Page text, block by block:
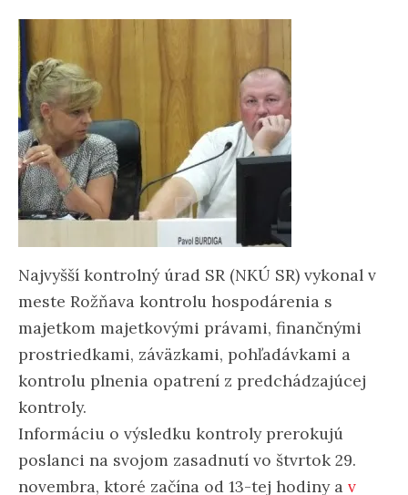
Najvyšší kontrolný úrad SR (NKÚ SR) vykonal v
meste Rožňava kontrolu hospodárenia s
majetkom majetkovými právami, finančnými
prostriedkami, záväzkami, pohľadávkami a
kontrolu plnenia opatrení z predchádzajúcej
kontroly.
Informáciu o výsledku kontroly prerokujú
poslanci na svojom zasadnutí vo štvrtok 29.
novembra, ktoré začína od 13-tej hodiny a v